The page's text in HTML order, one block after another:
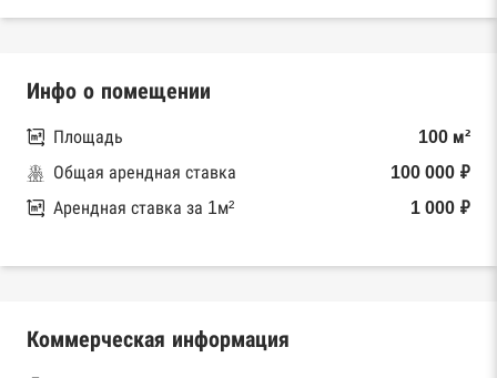
Инфо о помещении
Площадь
100 м²
Общая арендная ставка
100 000 ₽
Арендная ставка за 1м²
1 000 ₽
Коммерческая информация